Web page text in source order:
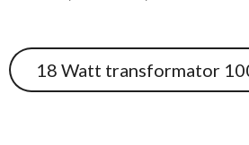
18 Watt transformator